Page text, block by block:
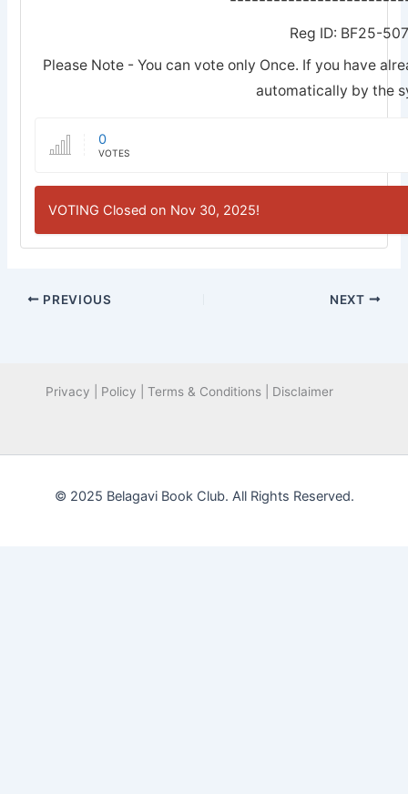
Reg ID: BF25-
Please Note - You can vote only Once. If you have
automatically by the
0
VOTES
VOTING Closed on Nov 30, 2025!
PREVIOUS NEXT
Privacy | Policy | Terms & Conditions | Disclaimer
© 2025 Belagavi Book Club. All Rights Reserved.